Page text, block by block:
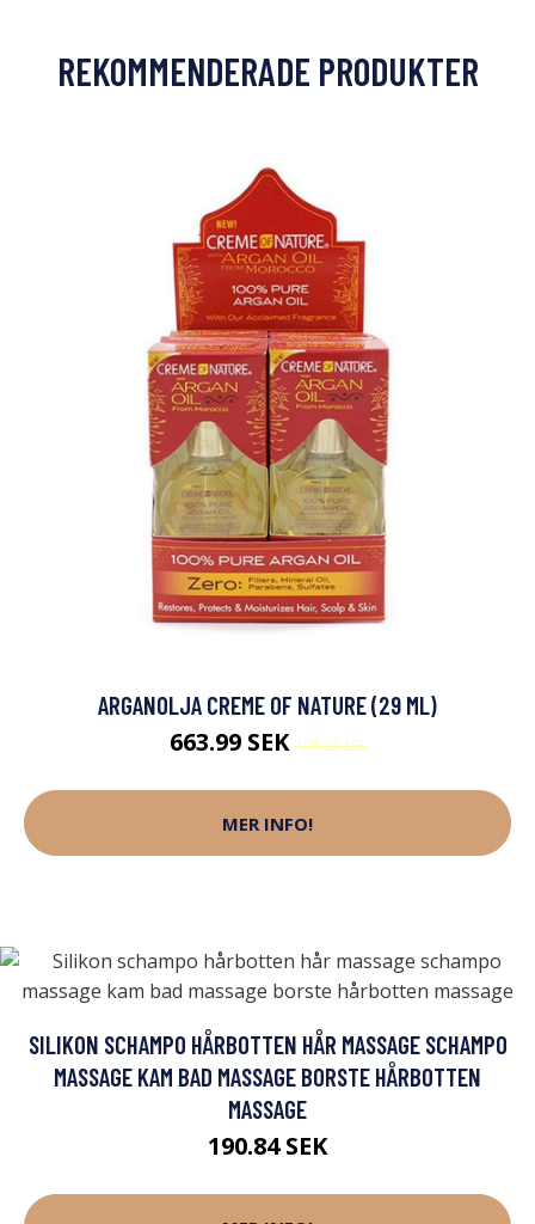
REKOMMENDERADE PRODUKTER
ARGANOLJA CREME OF NATURE (29 ML)
663.99 SEK701.32 SEK
MER INFO!
SILIKON SCHAMPO HÅRBOTTEN HÅR MASSAGE SCHAMPO
MASSAGE KAM BAD MASSAGE BORSTE HÅRBOTTEN
MASSAGE
190.84 SEK